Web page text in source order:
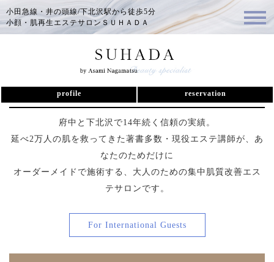
小田急線・井の頭線/下北沢駅から徒歩5分
小顔・肌再生エステサロンＳＵＨＡＤＡ
profile reservation
下北沢駅4分【SUHADA】初回体験エ
府中と下北沢で14年続く信頼の実績。
延べ2万人の肌を救ってきた著書多数・現役エステ講師が、あ
なたのためだけに
オーダーメイドで施術する、大人のための集中肌質改善エス
テサロンです。
For International Guests